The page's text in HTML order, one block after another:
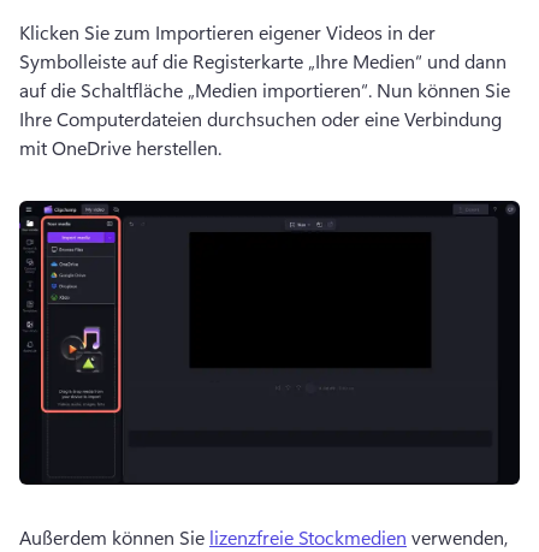
Klicken Sie zum Importieren eigener Videos in der
Symbolleiste auf die Registerkarte „Ihre Medien“ und dann
auf die Schaltfläche „Medien importieren“. Nun können Sie
Ihre Computerdateien durchsuchen oder eine Verbindung
mit OneDrive herstellen.
Außerdem können Sie lizenzfreie Stockmedien verwenden,